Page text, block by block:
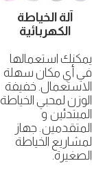
آلة الخياطة
الكهربائية
يمكنك استعمالها
في أي مكان سهلة
الاستعمال. خفيفة
الوزن لمحبي الخياطة
المبتدئين و
المتقدمين. جهاز
لمشاريع الخياطة
الصغيرة.